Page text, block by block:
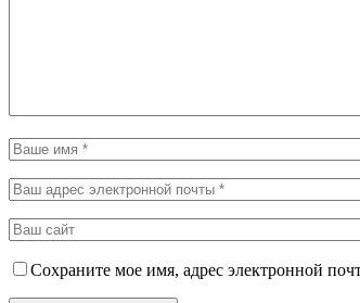
Сохраните мое имя, адрес электронной